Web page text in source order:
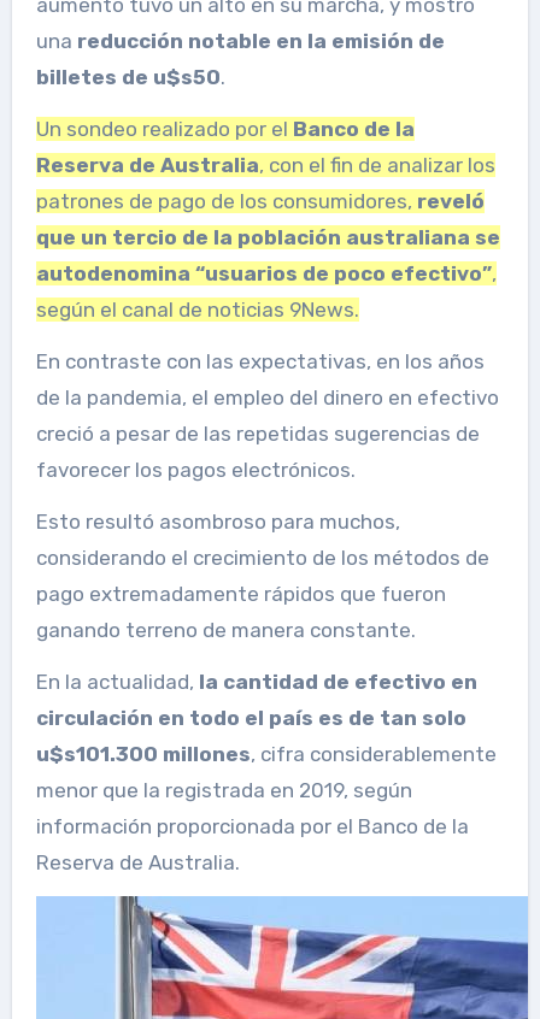
aumento tuvo un alto en su marcha, y mostró
una reducción notable en la emisión de
billetes de u$s50.
Un sondeo realizado por el Banco de la
Reserva de Australia, con el fin de analizar los
patrones de pago de los consumidores, reveló
que un tercio de la población australiana se
autodenomina “usuarios de poco efectivo”,
según el canal de noticias 9News.
En contraste con las expectativas, en los años
de la pandemia, el empleo del dinero en efectivo
creció a pesar de las repetidas sugerencias de
favorecer los pagos electrónicos.
Esto resultó asombroso para muchos,
considerando el crecimiento de los métodos de
pago extremadamente rápidos que fueron
ganando terreno de manera constante.
En la actualidad, la cantidad de efectivo en
circulación en todo el país es de tan solo
u$s101.300 millones, cifra considerablemente
menor que la registrada en 2019, según
información proporcionada por el Banco de la
Reserva de Australia.